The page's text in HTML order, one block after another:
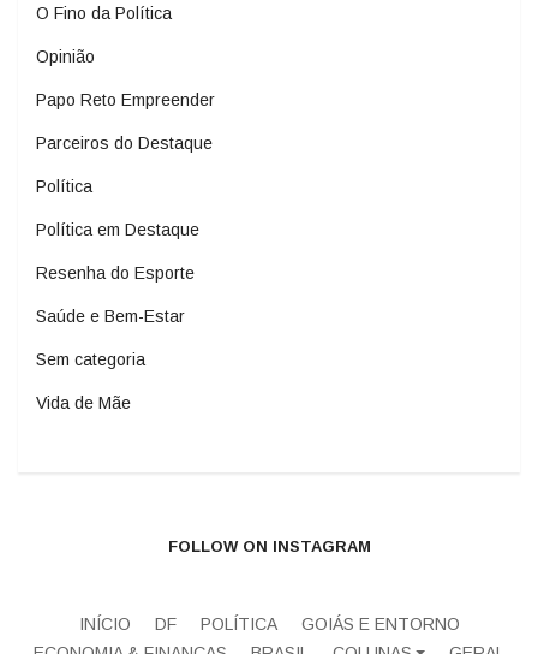
O Fino da Política
Opinião
Papo Reto Empreender
Parceiros do Destaque
Política
Política em Destaque
Resenha do Esporte
Saúde e Bem-Estar
Sem categoria
Vida de Mãe
FOLLOW ON INSTAGRAM
INÍCIO DF POLÍTICA
GOIÁS E ENTORNO